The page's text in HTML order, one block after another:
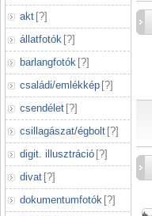
akt [?]
állatfotók [?]
barlangfotók [?]
családi/emlékkép [?]
csendélet [?]
csillagászat/égbolt [?]
digit. illusztráció [?]
divat [?]
dokumentumfotók [?]